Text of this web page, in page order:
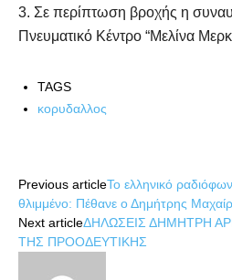
3. Σε περίπτωση βροχής η
Πνευματικό Κέντρο “Μελίνα
TAGS
κορυδαλλος
Previous articleΤο ελληνικό
θλιμμένο: Πέθανε ο Δημήτρης
Next articleΔΗΛΩΣΕΙΣ ΔΗΜΗΤΡΗ
ΤΗΣ ΠΡΟΟΔΕΥΤΙΚΗΣ